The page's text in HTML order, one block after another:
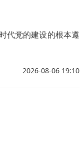
代党的建设的根本遵
2026-08-06 19:10